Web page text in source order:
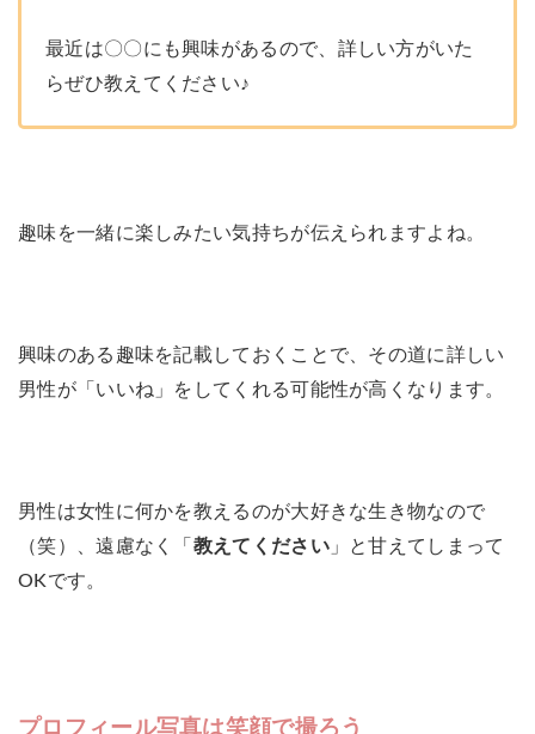
最近は〇〇にも興味があるので、詳しい方がいた
らぜひ教えてください♪
趣味を一緒に楽しみたい気持ちが伝えられますよね。
興味のある趣味を記載しておくことで、その道に詳しい
男性が「いいね」をしてくれる可能性が高くなります。
男性は女性に何かを教えるのが大好きな生き物なので
（笑）、遠慮なく「 教えてください」と甘えてしまって
OKです。
プロフィール写真は笑顔で撮ろう